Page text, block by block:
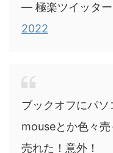
— 極楽ツイッタ
2022
ブックオフにパ
mouseとか色々売
売れた！意外！